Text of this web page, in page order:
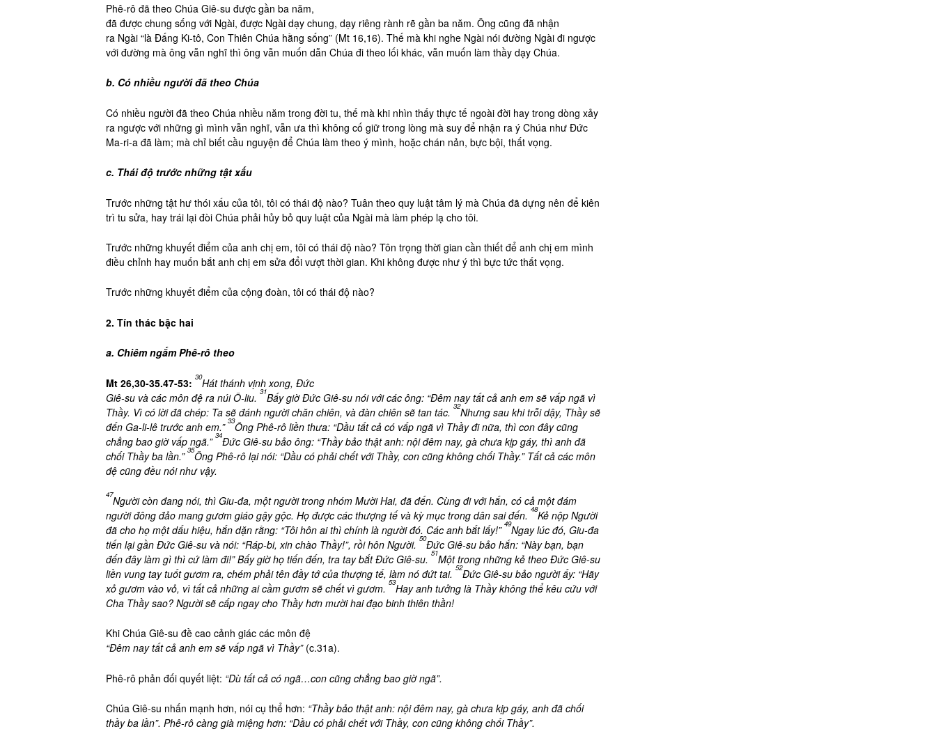
Phê-rô đã theo Chúa Giê-su được gần ba năm,
đã được chung sống với Ngài, được Ngài dạy chung, dạy riêng rành rẽ gần ba năm. Ông cũng đã nhận
ra Ngài “là Đấng Ki-tô, Con Thiên Chúa hằng sống” (Mt 16,16). Thế mà khi nghe Ngài nói đường Ngài đi ngược
với đường mà ông vẫn nghĩ thì ông vẫn muốn dẫn Chúa đi theo lối khác, vẫn muốn làm thầy dạy Chúa.
b. Có nhiều người đã theo Chúa
Có nhiều người đã theo Chúa nhiều năm trong đời tu, thế mà khi nhìn thấy thực tế ngoài đời hay trong dòng xảy
ra ngược với những gì mình vẫn nghĩ, vẫn ưa thì không cố giữ trong lòng mà suy để nhận ra ý Chúa như Đức
Ma-ri-a đã làm; mà chỉ biết cầu nguyện để Chúa làm theo ý mình, hoặc chán nản, bực bội, thất vọng.
c. Thái độ trước những tật xấu
Trước những tật hư thói xấu của tôi, tôi có thái độ nào? Tuân theo quy luật tâm lý mà Chúa đã dựng nên để kiên
trì tu sửa, hay trái lại đòi Chúa phải hủy bỏ quy luật của Ngài mà làm phép lạ cho tôi.
Trước những khuyết điểm của anh chị em, tôi có thái độ nào? Tôn trọng thời gian cần thiết để anh chị em mình
điều chỉnh hay muốn bắt anh chị em sửa đổi vượt thời gian. Khi không được như ý thì bực tức thất vọng.
Trước những khuyết điểm của cộng đoàn, tôi có thái độ nào?
2. Tín thác bậc hai
a. Chiêm ngắm Phê-rô theo
Mt 26,30-35.47-53: 30Hát thánh vịnh xong, Đức
Giê-su và các môn đệ ra núi Ô-liu. 31Bấy giờ Đức Giê-su nói với các ông: “Đêm nay tất cả anh em sẽ vấp ngã vì
Thầy. Vì có lời đã chép: Ta sẽ đánh người chăn chiên, và đàn chiên sẽ tan tác. 32Nhưng sau khi trỗi dậy, Thầy sẽ
đến Ga-li-lê trước anh em.” 33Ông Phê-rô liền thưa: “Dầu tất cả có vấp ngã vì Thầy đi nữa, thì con đây cũng
chẳng bao giờ vấp ngã.” 34Đức Giê-su bảo ông: “Thầy bảo thật anh: nội đêm nay, gà chưa kịp gáy, thì anh đã
chối Thầy ba lần.” 35Ông Phê-rô lại nói: “Dầu có phải chết với Thầy, con cũng không chối Thầy.” Tất cả các môn
đệ cũng đều nói như vậy.
47Người còn đang nói, thì Giu-đa, một người trong nhóm Mười Hai, đã đến. Cùng đi với hắn, có cả một đám
người đông đảo mang gươm giáo gậy gộc. Họ được các thượng tế và kỳ mục trong dân sai đến. 48Kẻ nộp Người
đã cho họ một dấu hiệu, hắn dặn rằng: “Tôi hôn ai thì chính là người đó. Các anh bắt lấy!” 49Ngay lúc đó, Giu-đa
tiến lại gần Đức Giê-su và nói: “Ráp-bi, xin chào Thầy!”, rồi hôn Người. 50Đức Giê-su bảo hắn: “Này bạn, bạn
đến đây làm gì thì cứ làm đi!” Bấy giờ họ tiến đến, tra tay bắt Đức Giê-su. 51Một trong những kẻ theo Đức Giê-su
liền vung tay tuốt gươm ra, chém phải tên đầy tớ của thượng tế, làm nó đứt tai. 52Đức Giê-su bảo người ấy: “Hãy
xỏ gươm vào vỏ, vì tất cả những ai cầm gươm sẽ chết vì gươm. 53Hay anh tưởng là Thầy không thể kêu cứu với
Cha Thầy sao? Người sẽ cấp ngay cho Thầy hơn mười hai đạo binh thiên thần!
Khi Chúa Giê-su đề cao cảnh giác các môn đệ
“Đêm nay tất cả anh em sẽ vấp ngã vì Thầy”(c.31a).
Phê-rô phản đối quyết liệt: “Dù tất cả có ngã…con cũng chẳng bao giờ ngã”.
Chúa Giê-su nhấn mạnh hơn, nói cụ thể hơn: “Thầy bảo thật anh: nội đêm nay, gà chưa kịp gáy, anh đã chối
thầy ba lần”. Phê-rô càng già miệng hơn: “Dầu có phải chết với Thầy, con cũng không chối Thầy”.